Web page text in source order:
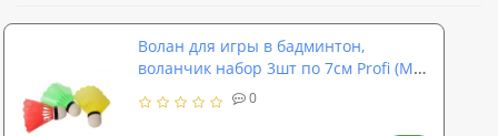
Волан для игры в бадминтон,
воланчик набор 3шт по 7см Profi (MS
0